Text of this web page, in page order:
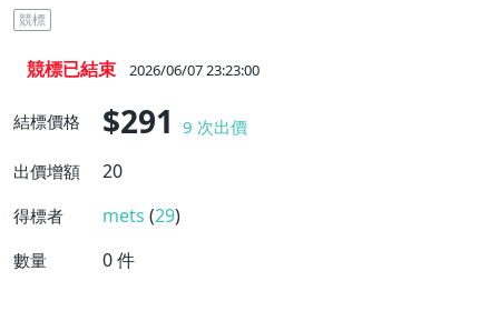
競標
競標已結束 2026/06/07 23:23:00
結標價格 $291 9 次出價
出價增額
20
得標者 mets (29)
數量 0件